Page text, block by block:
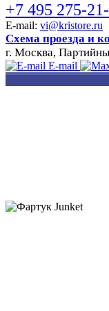
+7 495 275-
E-mail: vi@kristore.ru
Схема проезда и
г. Москва,
E-mail